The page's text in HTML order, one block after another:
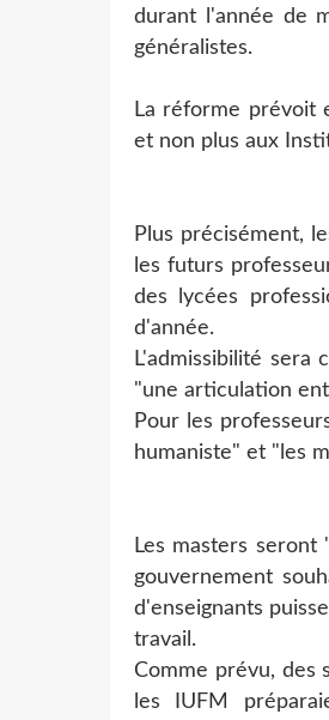
durant l'année de
généralistes.
La réforme prévoit
et non plus aux
Plus précisément,
les futurs
des lycées
d'année.
L'admissibilité sera
"une articulation
Pour les
humaniste" et "les
Les masters seront
gouvernement
d'enseignants
travail.
Comme prévu, des
les IUFM